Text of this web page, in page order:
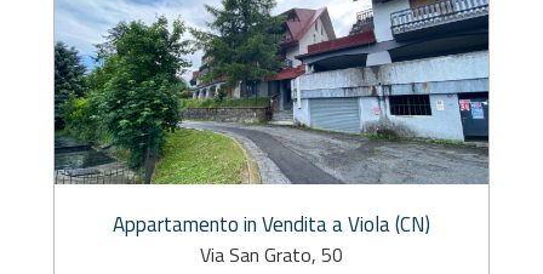
Appartamento in Vendita a Viola (CN)
Via San Grato, 50